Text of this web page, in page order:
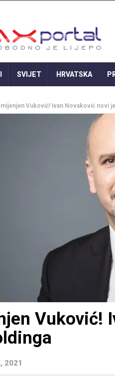
SVIJET HRVATSKA
Vuković! Ivan Novaković novi
Vuković!
2021